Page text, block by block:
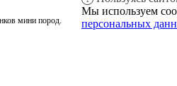
мини пород.
Мы используем
персональных